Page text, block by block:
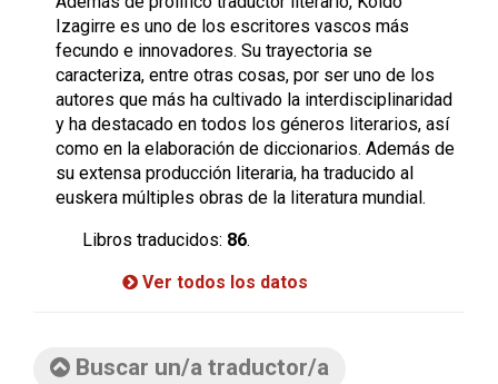
Izagirre es uno de los escritores vascos más
fecundo e innovadores. Su trayectoria se
caracteriza, entre otras cosas, por ser uno de los
autores que más ha cultivado la interdisciplinaridad
y ha destacado en todos los géneros literarios, así
como en la elaboración de diccionarios. Además de
su extensa producción literaria, ha traducido al
euskera múltiples obras de la literatura mundial.
Libros traducidos: 86.
Ver todos los datos
Buscar un/a traductor/a